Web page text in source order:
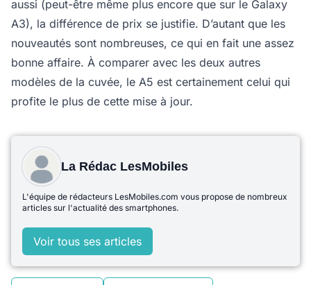
aussi (peut-être même plus encore que sur le Galaxy
A3), la différence de prix se justifie. D’autant que les
nouveautés sont nombreuses, ce qui en fait une assez
bonne affaire. À comparer avec les deux autres
modèles de la cuvée, le A5 est certainement celui qui
profite le plus de cette mise à jour.
La Rédac LesMobiles
L'équipe de rédacteurs LesMobiles.com vous propose de nombreux
articles sur l'actualité des smartphones.
Voir tous ses articles